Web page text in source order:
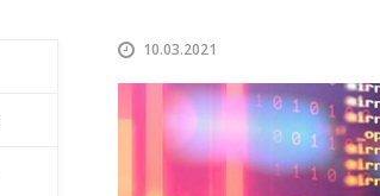
10.03.2021